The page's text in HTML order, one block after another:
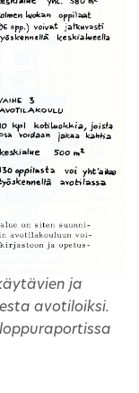
ja
avotiloiksi.